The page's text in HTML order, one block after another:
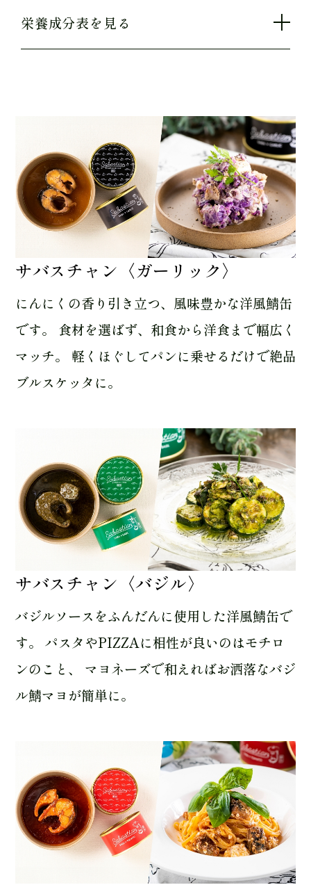
栄養成分表を見る
サバスチャン〈ガーリック〉
にんにくの香り引き立つ、風味豊かな洋風鯖缶
です。 食材を選ばず、和食から洋食まで幅広く
マッチ。 軽くほぐしてパンに乗せるだけで絶品
ブルスケッタに。
サバスチャン〈バジル〉
バジルソースをふんだんに使用した洋風鯖缶で
す。 パスタやPIZZAに相性が良いのはモチロ
ンのこと、 マヨネーズで和えればお洒落なバジ
ル鯖マヨが簡単に。